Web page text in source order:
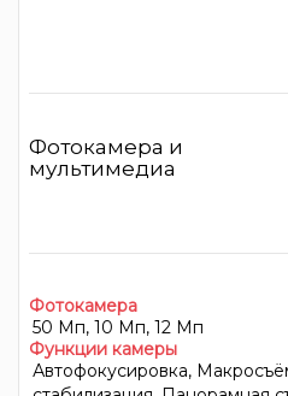
Фотокамера и
мультимедиа
Фотокамера
50 Мп, 10 Мп, 12 Мп
Функции камеры
Автофокусировка,